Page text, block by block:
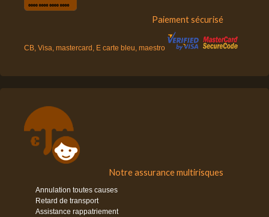
Paiement sécurisé
CB, Visa, mastercard, E carte bleu, maestro
Notre assurance multirisques
Annulation toutes causes
Retard de transport
Assistance rappatriement